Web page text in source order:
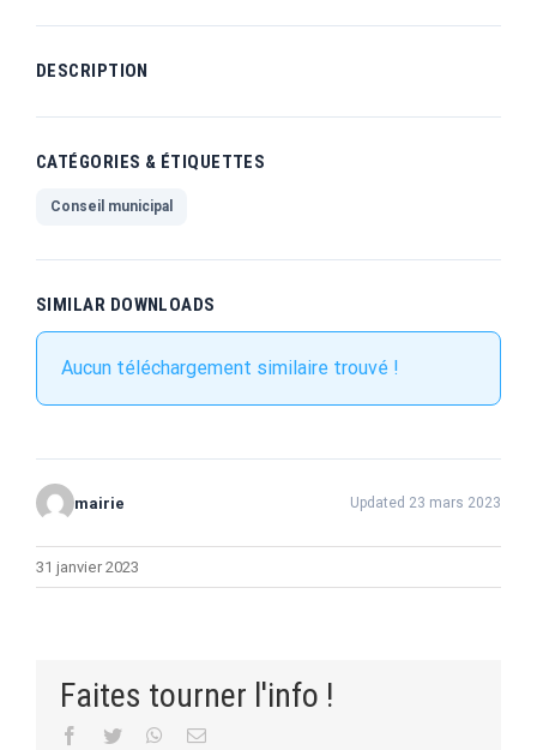
DESCRIPTION
CATÉGORIES & ÉTIQUETTES
Conseil municipal
SIMILAR DOWNLOADS
Aucun téléchargement similaire trouvé !
mairie Updated 23 mars 2023
31 janvier 2023
Faites tourner l'info !
Facebook
Twitter WhatsApp
Email